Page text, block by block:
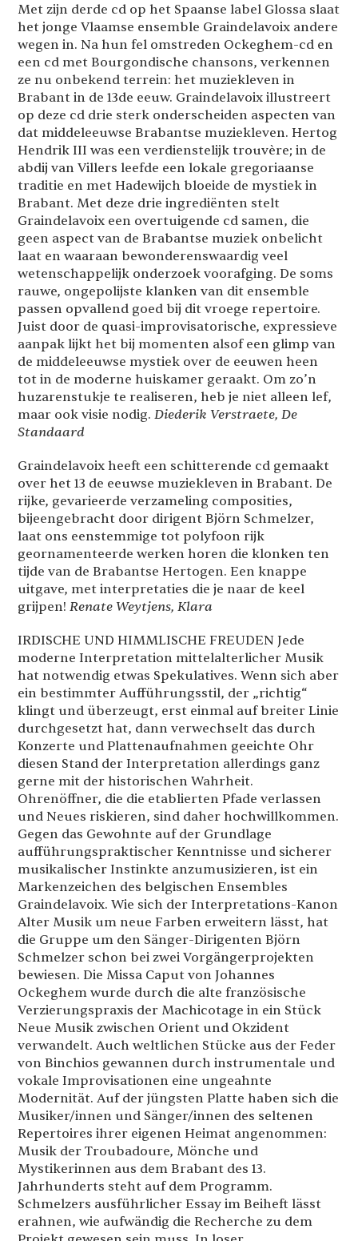
Met zijn derde cd op het Spaanse label Glossa slaat
het jonge Vlaamse ensemble Graindelavoix andere
wegen in. Na hun fel omstreden Ockeghem-cd en
een cd met Bourgondische chansons, verkennen
ze nu onbekend terrein: het muziekleven in
Brabant in de 13de eeuw. Graindelavoix illustreert
op deze cd drie sterk onderscheiden aspecten van
dat middeleeuwse Brabantse muziekleven. Hertog
Hendrik III was een verdienstelijk trouvère; in de
abdij van Villers leefde een lokale gregoriaanse
traditie en met Hadewijch bloeide de mystiek in
Brabant. Met deze drie ingrediënten stelt
Graindelavoix een overtuigende cd samen, die
geen aspect van de Brabantse muziek onbelicht
laat en waaraan bewonderenswaardig veel
wetenschappelijk onderzoek voorafging. De soms
rauwe, ongepolijste klanken van dit ensemble
passen opvallend goed bij dit vroege repertoire.
Juist door de quasi-improvisatorische, expressieve
aanpak lijkt het bij momenten alsof een glimp van
de middeleeuwse mystiek over de eeuwen heen
tot in de moderne huiskamer geraakt. Om zo’n
huzarenstukje te realiseren, heb je niet alleen lef,
maar ook visie nodig.Diederik Verstraete, De
Standaard
Graindelavoix heeft een schitterende cd gemaakt
over het 13 de eeuwse muziekleven in Brabant. De
rijke, gevarieerde verzameling composities,
bijeengebracht door dirigent Björn Schmelzer,
laat ons eenstemmige tot polyfoon rijk
geornamenteerde werken horen die klonken ten
tijde van de Brabantse Hertogen. Een knappe
uitgave, met interpretaties die je naar de keel
grijpen!Renate Weytjens, Klara
IRDISCHE UND HIMMLISCHE FREUDEN Jede
moderne Interpretation mittelalterlicher Musik
hat notwendig etwas Spekulatives. Wenn sich aber
ein bestimmter Aufführungsstil, der „richtig“
klingt und überzeugt, erst einmal auf breiter Linie
durchgesetzt hat, dann verwechselt das durch
Konzerte und Plattenaufnahmen geeichte Ohr
diesen Stand der Interpretation allerdings ganz
gerne mit der historischen Wahrheit.
Ohrenöffner, die die etablierten Pfade verlassen
und Neues riskieren, sind daher hochwillkommen.
Gegen das Gewohnte auf der Grundlage
aufführungspraktischer Kenntnisse und sicherer
musikalischer Instinkte anzumusizieren, ist ein
Markenzeichen des belgischen Ensembles
Graindelavoix. Wie sich der Interpretations-Kanon
Alter Musik um neue Farben erweitern lässt, hat
die Gruppe um den Sänger-Dirigenten Björn
Schmelzer schon bei zwei Vorgängerprojekten
bewiesen. Die Missa Caput von Johannes
Ockeghem wurde durch die alte französische
Verzierungspraxis der Machicotage in ein Stück
Neue Musik zwischen Orient und Okzident
verwandelt. Auch weltlichen Stücke aus der Feder
von Binchios gewannen durch instrumentale und
vokale Improvisationen eine ungeahnte
Modernität. Auf der jüngsten Platte haben sich die
Musiker/innen und Sänger/innen des seltenen
Repertoires ihrer eigenen Heimat angenommen:
Musik der Troubadoure, Mönche und
Mystikerinnen aus dem Brabant des 13.
Jahrhunderts steht auf dem Programm.
Schmelzers ausführlicher Essay im Beiheft lässt
erahnen, wie aufwändig die Recherche zu dem